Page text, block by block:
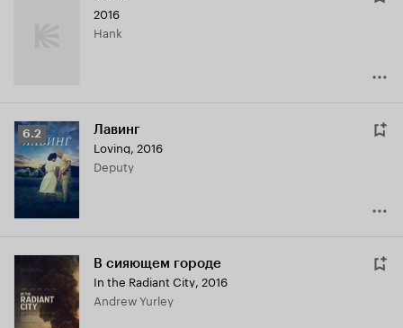
2016
Hank
Рейтинг
Кинопоиска
6.2
6.2 Лавинг
Loving, 2016
Deputy
В сияющем городе
In the Radiant City, 2016
Andrew Yurley